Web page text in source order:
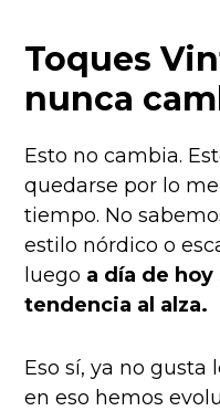
Toques
nunca
Esto no cambia.
quedarse por lo
tiempo. No
estilo nórdico o
luego a día de
tendencia al alza.
Eso sí, ya no
en eso hemos